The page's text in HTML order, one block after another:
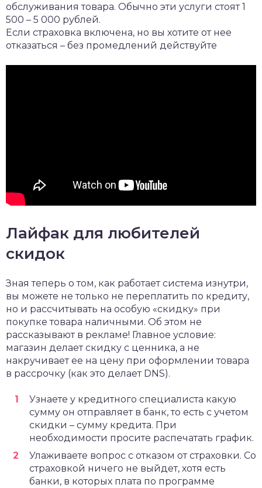
обслуживания товара. Обычно эти услуги стоят 1
500 – 5 000 рублей.
Если страховка включена, но вы хотите от нее
отказаться – без промедлений действуйте
Лайфак для любителей
скидок
Зная теперь о том, как работает система изнутри,
вы можете не только не переплатить по кредиту,
но и рассчитывать на особую «скидку» при
покупке товара наличными. Об этом не
рассказывают в рекламе! Главное условие:
магазин делает скидку с ценника, а не
накручивает ее на цену при оформлении товара
в рассрочку (как это делает DNS).
Узнаете у кредитного специалиста какую
сумму он отправляет в банк, то есть с учетом
скидки – сумму кредита. При
необходимости просите распечатать график.
Улаживаете вопрос с отказом от страховки. Со
страховкой ничего не выйдет, хотя есть
банки, в которых плата по программе